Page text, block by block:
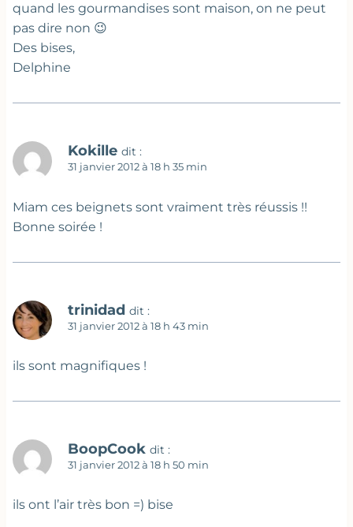
quand les gourmandises sont maison, on ne peut
pas dire non 😉
Des bises,
Delphine
Kokille dit :
31 janvier 2012 à 18 h 35 min
Miam ces beignets sont vraiment très réussis !!
Bonne soirée !
trinidad dit :
31 janvier 2012 à 18 h 43 min
ils sont magnifiques !
BoopCook dit :
31 janvier 2012 à 18 h 50 min
ils ont l’air très bon =) bise